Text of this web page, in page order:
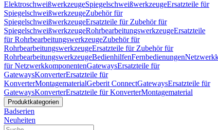
ElektroschweißwerkzeugeSpiegelschweißwerkzeugeErsatzteile für
SpiegelschweißwerkzeugeZubehör für
SpiegelschweißwerkzeugeErsatzteile für Zubehör für
SpiegelschweißwerkzeugeRohrbearbeitungswerkzeugeErsatzteile
für RohrbearbeitungswerkzeugeZubehör für
RohrbearbeitungswerkzeugeErsatzteile für Zubehör für
RohrbearbeitungswerkzeugeBedienhilfenFernbedienungen
für NetzwerkkomponentenGatewaysErsatzteile für
GatewaysKonverterErsatzteile für
KonverterMontagematerialGeberit ConnectGatewaysErsatzteile für
GatewaysKonverterErsatzteile für KonverterMontagematerial
Produktkategorien
Badserien
Neuheiten